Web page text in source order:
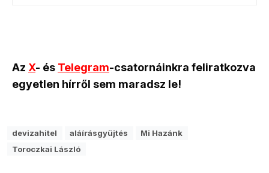
Az X- és Telegram-csatornáinkra feliratkozva
egyetlen hírről sem maradsz le!
devizahitel aláírásgyüjtés
Mi Hazánk
Toroczkai László